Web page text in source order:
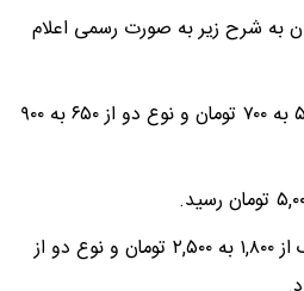
انواع نان به شرح زیر به صورت رسمی اعلام
نان لواش با آرد نوع یک از ۵۰۰ به ۷۰۰ تومان و نوع دو از ۶۵۰ به ۹۰۰
نان بربری ساده با آرد نوع یک از ۱,۸۰۰ به ۲,۵۰۰ تومان و نوع دو از